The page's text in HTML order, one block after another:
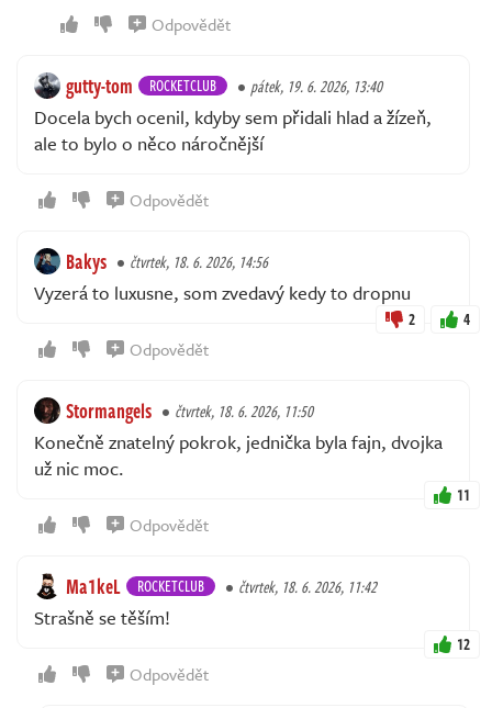
Odpovědět
gutty-tom ROCKETCLUB pátek, 19. 6. 2026, 13:40
Docela bych ocenil, kdyby sem přidali hlad a žízeň,
ale to bylo o něco náročnější
Odpovědět
Bakys čtvrtek, 18. 6. 2026, 14:56
Vyzerá to luxusne, som zvedavý kedy to dropnu
2 4
Odpovědět
Stormangels čtvrtek, 18. 6. 2026, 11:50
Konečně znatelný pokrok, jednička byla fajn, dvojka
už nic moc.
11
Odpovědět
Ma1keL ROCKETCLUB čtvrtek, 18. 6. 2026, 11:42
Strašně se těším!
12
Odpovědět